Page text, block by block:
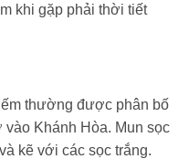
khi gặp phải thời tiết
thường được phân bố
Khánh Hòa. Mun sọc
kẽ với các sọc trắng.